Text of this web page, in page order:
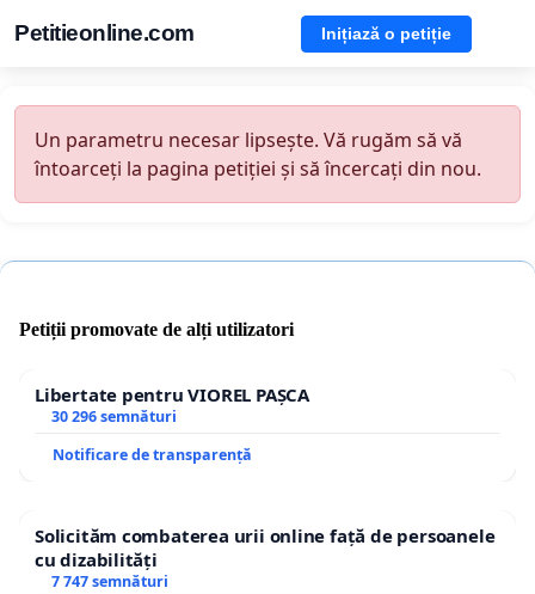
Petitieonline.com Inițiază o petiție
Un parametru necesar lipsește. Vă rugăm să vă
întoarceți la pagina petiției și să încercați din nou.
Petiții promovate de alți utilizatori
Libertate pentru VIOREL PAȘCA
30 296 semnături
Notificare de transparență
Solicităm combaterea urii online față de persoanele
cu dizabilități
7 747 semnături